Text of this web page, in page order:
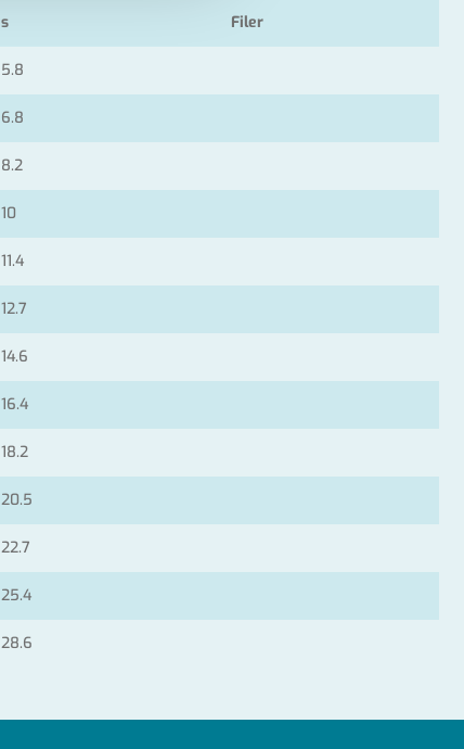
s Filer
5.8
6.8
8.2
10
11.4
12.7
14.6
16.4
18.2
20.5
22.7
25.4
28.6